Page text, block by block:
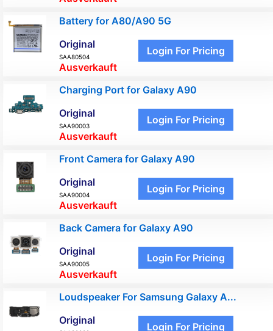
Battery for A80/A90 5G
Original
SAA80504
Ausverkauft
Login For Pricing
Charging Port for Galaxy A90
Original
SAA90003
Ausverkauft
Login For Pricing
Front Camera for Galaxy A90
Original
SAA90004
Ausverkauft
Login For Pricing
Back Camera for Galaxy A90
Original
SAA90005
Ausverkauft
Login For Pricing
Loudspeaker For Samsung Galaxy A...
Original
Login For Pricing